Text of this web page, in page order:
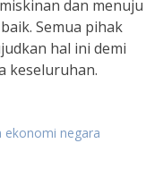
dan menuju
Semua pihak
hal ini demi
keseluruhan.
ekonomi negara